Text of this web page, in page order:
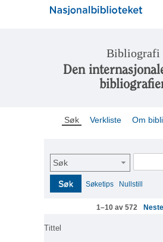
Bibliografi
Den
Søk Verkliste Om
Søk
Søk Søketips Nullstill
1–10 av 572 Neste
Tittel